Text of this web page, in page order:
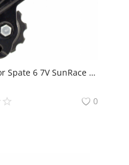
Schimbator Spate 6 7V SunRace Brat Lung SunRace
0